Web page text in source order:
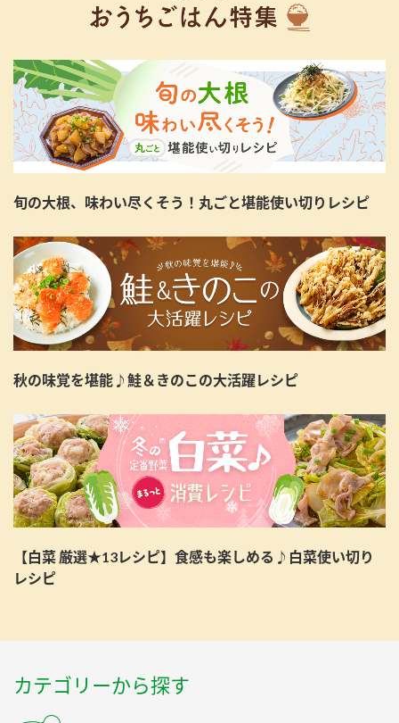
旬の大根、味わい尽くそう！丸ごと堪能使い切りレシピ
秋の味覚を堪能♪鮭＆きのこの大活躍レシピ
【白菜 厳選★13レシピ】食感も楽しめる♪白菜使い切り
レシピ
カテゴリーから探す